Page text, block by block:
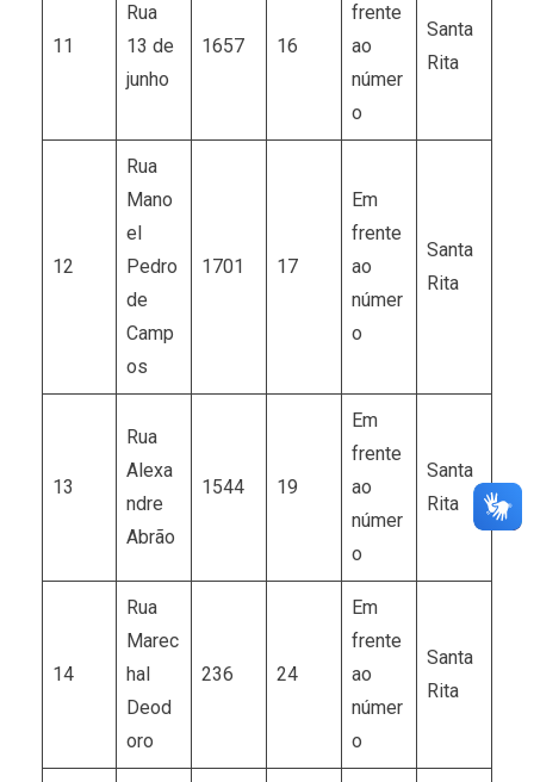
11
Rua
13 de
junho
1657 16
frente
ao
númer
o
Santa
Rita
12
Rua
Mano
el
Pedro
de
Camp
os
1701 17
Em
frente
ao
númer
o
Santa
Rita
13
Rua
Alexa
ndre
Abrão
1544 19
Em
frente
ao
númer
o
Santa
Rita
14
Rua
Marec
hal
Deod
oro
236 24
Em
frente
ao
númer
o
Santa
Rita